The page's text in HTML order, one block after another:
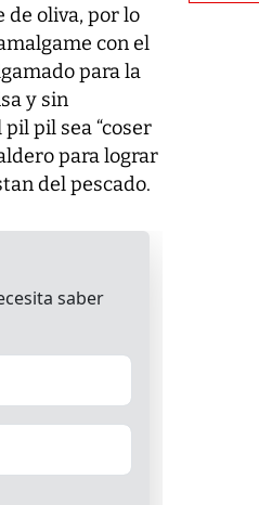
de oliva, por lo
con el
para la
y sin
pil sea “coser
para lograr
del pescado.